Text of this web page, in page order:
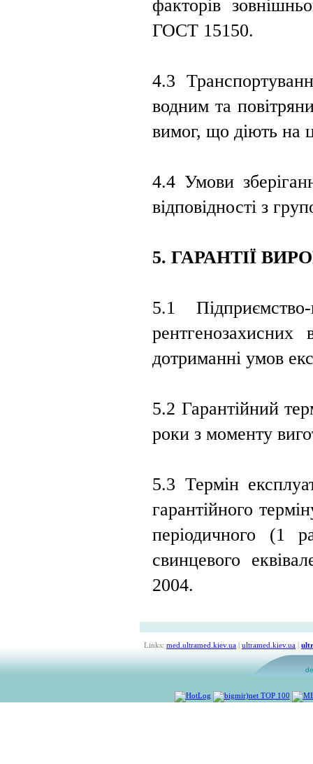
факторів
ГОСТ 15150.
4.3
водним та
вимог, що діють на
4.4 Умови
відповідності з
5. ГАРАНТІЇ
5.1
дотриманні умов
5.2 Гарантійний
роки з моменту
5.3 Термін
гарантійного
періодичного (1
свинцевого
2004.
Links: med.ultramed.kiev.ua | ultramed.kiev.ua |